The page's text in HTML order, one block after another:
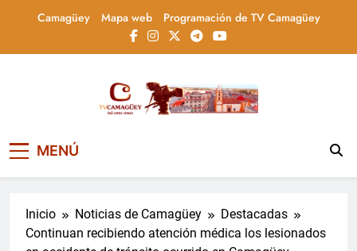
Camagüey Mapa web Programación de TV Camagüey
Televisión Camagüey,
Cuba
informa, educa y entretiene con contenidos
la actualidad nacional
MENÚ
Inicio Noticias de Camagüey
Destacadas
Continuan recibiendo atención médica los lesionados